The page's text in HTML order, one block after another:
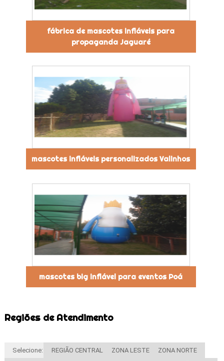
fábrica de mascotes infláveis para
propaganda Jaguaré
mascotes infláveis personalizados Valinhos
mascotes big inflável para eventos Poá
Regiões de Atendimento
Selecione: REGIÃO CENTRAL ZONA LESTE ZONA NORTE